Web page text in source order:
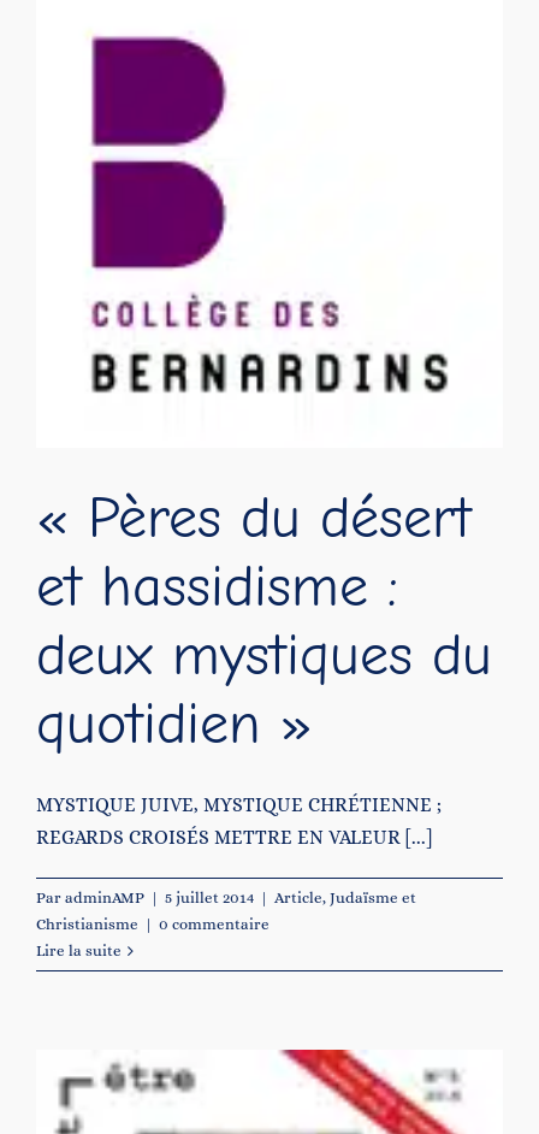
« Pères du désert
et hassidisme :
deux mystiques du
quotidien »
MYSTIQUE JUIVE, MYSTIQUE CHRÉTIENNE ;
REGARDS CROISÉS METTRE EN VALEUR [...]
Par adminAMP | 5 juillet 2014 | Article, Judaïsme et
Christianisme | 0 commentaire
Lire la suite